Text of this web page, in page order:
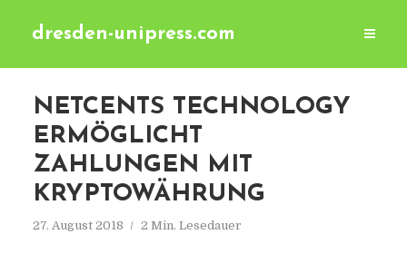
dresden-unipress.com
NETCENTS TECHNOLOGY
ERMÖGLICHT
ZAHLUNGEN MIT
KRYPTOWÄHRUNG
27. August 2018 2 Min. Lesedauer